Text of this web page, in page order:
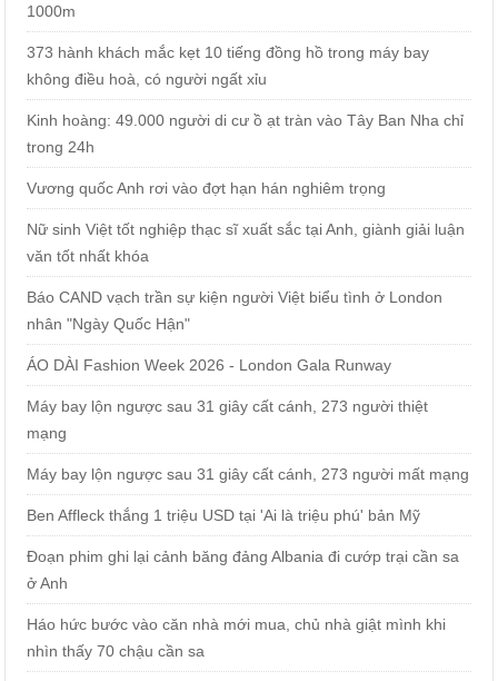
1000m
373 hành khách mắc kẹt 10 tiếng đồng hồ trong máy bay
không điều hoà, có người ngất xỉu
Kinh hoàng: 49.000 người di cư ồ ạt tràn vào Tây Ban Nha chỉ
trong 24h
Vương quốc Anh rơi vào đợt hạn hán nghiêm trọng
Nữ sinh Việt tốt nghiệp thạc sĩ xuất sắc tại Anh, giành giải luận
văn tốt nhất khóa
Báo CAND vạch trần sự kiện người Việt biểu tình ở London
nhân "Ngày Quốc Hận"
ÁO DÀI Fashion Week 2026 - London Gala Runway
Máy bay lộn ngược sau 31 giây cất cánh, 273 người thiệt
mạng
Máy bay lộn ngược sau 31 giây cất cánh, 273 người mất mạng
Ben Affleck thắng 1 triệu USD tại 'Ai là triệu phú' bản Mỹ
Đoạn phim ghi lại cảnh băng đảng Albania đi cướp trại cần sa
ở Anh
Háo hức bước vào căn nhà mới mua, chủ nhà giật mình khi
nhìn thấy 70 chậu cần sa